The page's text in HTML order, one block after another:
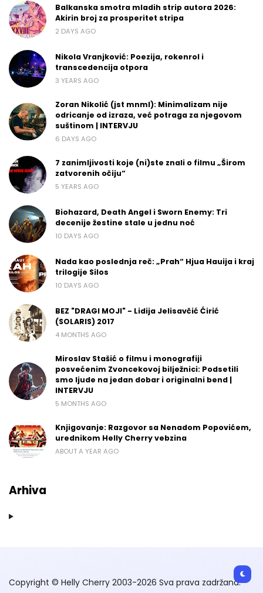
Balkanska smotra mladih strip autora 2026:
Akirin broj za prosperitet stripa
2 DAYS AGO
Nikola Vranjković: Poezija, rokenrol i
transcedencija otpora
3 YEARS AGO
Zoran Nikolić (jst mnml): Minimalizam nije
odricanje od izraza, već potraga za njegovom
suštinom | INTERVJU
6 DAYS AGO
7 zanimljivosti koje (ni)ste znali o filmu „Širom
zatvorenih očiju“
5 YEARS AGO
Biohazard, Death Angel i Sworn Enemy: Tri
decenije žestine stale u jednu noć
10 DAYS AGO
Nada kao poslednja reč: „Prah“ Hjua Hauija i kraj
trilogije Silos
10 DAYS AGO
BEZ "DRAGI MOJI" - Lidija Jelisavčić Ćirić
(SOLARIS) 2017
4 MONTHS AGO
Miroslav Stašić o filmu i monografiji
posvećenim Zvoncekovoj bilježnici: Podsetili
smo ljude na jedan dobar i originalni bend |
INTERVJU
5 MONTHS AGO
Knjigovanje: Razgovor sa Nenadom Popovićem,
urednikom Helly Cherry vebzina
ABOUT A YEAR AGO
Arhiva
Copyright © Helly Cherry 2003-2026 Sva prava zadržana.